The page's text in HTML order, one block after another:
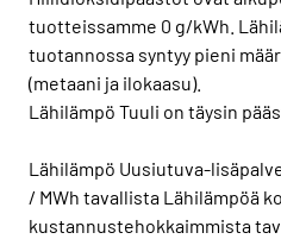
tuotteissamme 0 g/kWh.
tuotannossa syntyy pieni
(metaani ja ilokaasu).
Lähilämpö Tuuli on täysin
Lähilämpö Uusiutuva-
/ MWh tavallista Lähilämpöä
kustannustehokkaimmista